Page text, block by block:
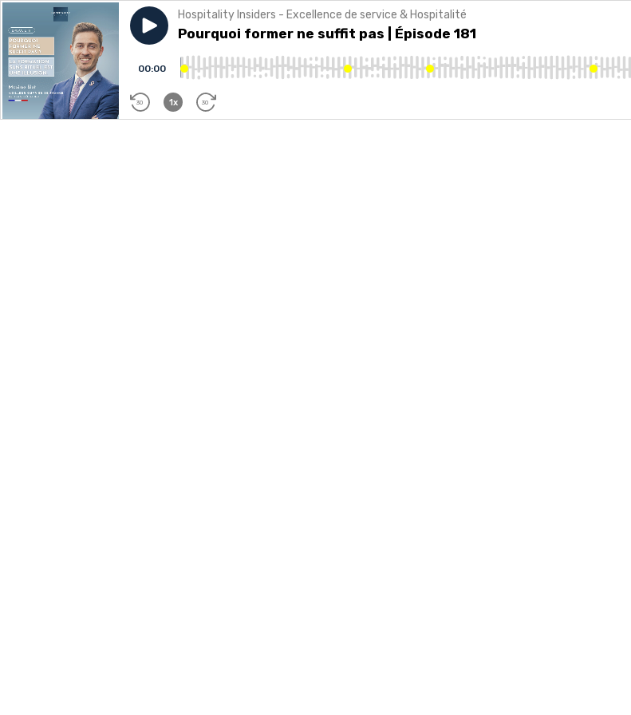
Play episodePourquoi former ne suffit pas | Épisode 181
Hospitality Insiders - Excellence de service & Hospitalité
Pourquoi former ne suffit pas | Épisode 181
00:00
30 1x 30